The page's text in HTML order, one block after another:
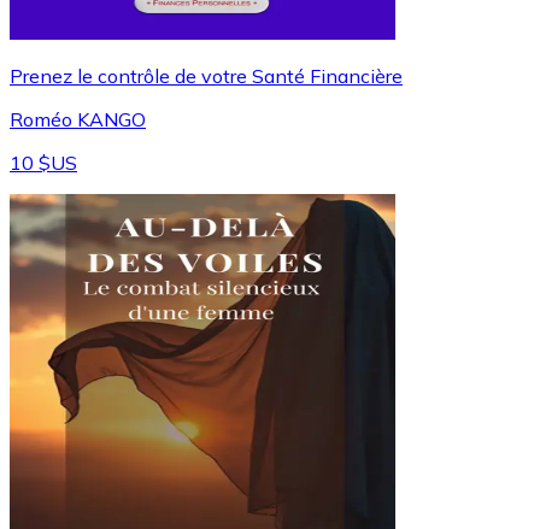
Prenez le contrôle de votre Santé Financière
Roméo KANGO
10 $US